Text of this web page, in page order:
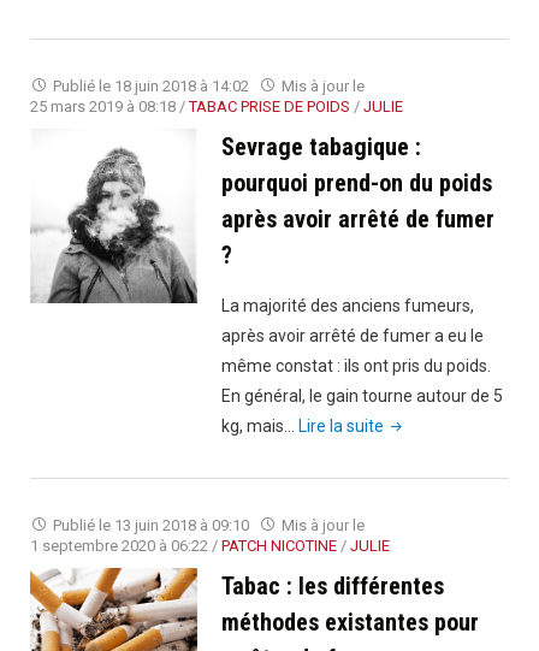
les
adolescents
:
qu’est-
ce
que
les
fumer
?"
Publié le 18 juin 2018 à 14:02
Mis à jour le
25 mars 2019 à 08:18 /TABAC PRISE DE POIDS / JULIE
Sevrage tabagique :
pourquoi prend-on du poids
après avoir arrêté de fumer
?
La majorité des anciens fumeurs,
après avoir arrêté de fumer a eu le
même constat : ils ont pris du poids.
En général, le gain tourne autour de 5
kg, mais…
Lire la suite "Sevrage
:
prend-
poids
Publié le 13 juin 2018 à 09:10
Mis à jour le
1 septembre 2020 à 06:22 / PATCH NICOTINE / JULIE
Tabac : les différentes
méthodes existantes pour